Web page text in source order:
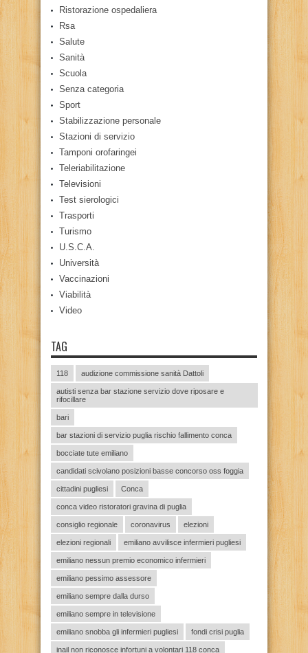
Ristorazione ospedaliera
Rsa
Salute
Sanità
Scuola
Senza categoria
Sport
Stabilizzazione personale
Stazioni di servizio
Tamponi orofaringei
Teleriabilitazione
Televisioni
Test sierologici
Trasporti
Turismo
U.S.C.A.
Università
Vaccinazioni
Viabilità
Video
TAG
118 audizione commissione sanità Dattoli
autisti senza bar stazione servizio dove riposare e
rifocillare
bari
bar stazioni di servizio puglia rischio fallimento conca
bocciate tute emiliano
candidati scivolano posizioni basse concorso oss foggia
cittadini pugliesi Conca
conca video ristoratori gravina di puglia
consiglio regionale coronavirus elezioni
elezioni regionali emiliano avvilisce infermieri pugliesi
emiliano nessun premio economico infermieri
emiliano pessimo assessore
emiliano sempre dalla durso
emiliano sempre in televisione
emiliano snobba gli infermieri pugliesi fondi crisi puglia
inail non riconosce infortuni a volontari 118 conca